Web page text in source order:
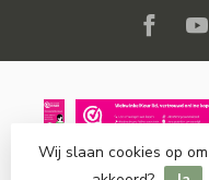
© Copyright 2026
Wij slaan cookies op